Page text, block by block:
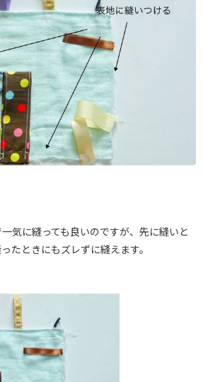
気に縫っても良いのですが、先に縫いと
たときにもズレずに縫えます。